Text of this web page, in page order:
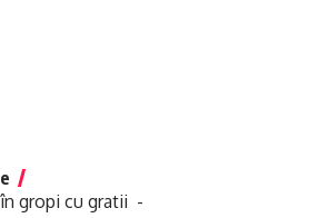
gropi cu gratii -